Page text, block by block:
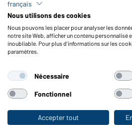
Vers la boutique pour
FAQ / Manuel d' utilisation
Vérifier le stock
Reporting system according to
Fonctions et entretien
Conseils d'entretien
Tailles
Couleurs
français
Nous utilisons des cookies
Nous pouvons les placer pour analyser les
notre site Web, afficher un contenu personnalisé
inoubliable. Pour plus d'informations sur les
paramètres.
Nécessaire
Fonctionnel
Accepter tout